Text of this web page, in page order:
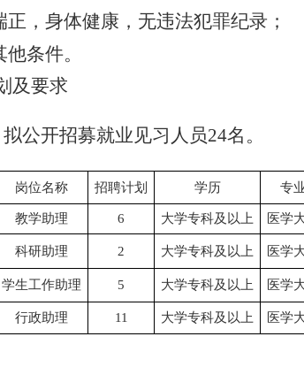
，身体健康，无违法犯罪纪录；
条件。
及要求
公开招募就业见习人员24名。
岗位名称 招聘计划 学历 专
教学助理 6 大学专科及以上 医学
科研助理 2 大学专科及以上 医学
学生工作助理 5 大学专科及以上 医学
行政助理 11 大学专科及以上 医学